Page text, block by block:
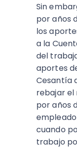
Sin
por años
los
a la
del
aportes
Cesantía
rebajar el
por años
cuando
trabajo